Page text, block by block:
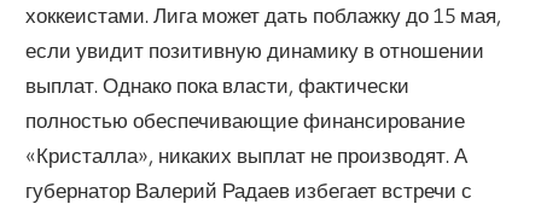
хоккеистами. Лига может дать поблажку до 15 мая,
если увидит позитивную динамику в отношении
выплат. Однако пока власти, фактически
полностью обеспечивающие финансирование
«Кристалла», никаких выплат не производят. А
губернатор Валерий Радаев избегает встречи с